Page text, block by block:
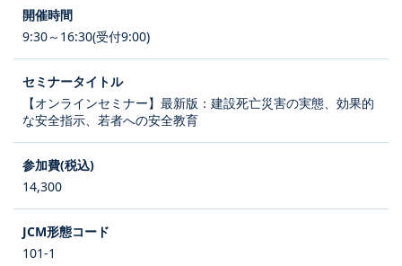
9:30～16:30(受付9:00)
【オンラインセミナー】最新版：建設死亡災害の実態、効果的
な安全指示、若者への安全教育
14,300
101-1